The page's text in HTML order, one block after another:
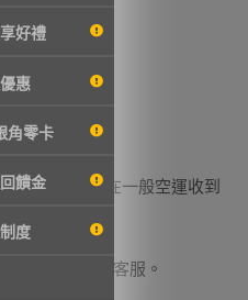
好禮
惠
角零卡
饋金
度
天，所以可在一般空運收到
請洽AFTEE客服。